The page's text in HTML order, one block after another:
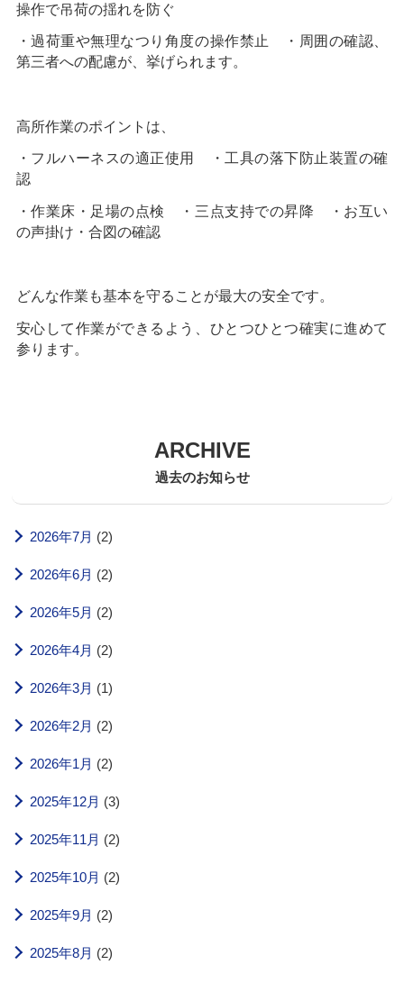
操作で吊荷の揺れを防ぐ
・過荷重や無理なつり角度の操作禁止 ・周囲の確認、
第三者への配慮が、挙げられます。
高所作業のポイントは、
・フルハーネスの適正使用 ・工具の落下防止装置の確
認
・作業床・足場の点検 ・三点支持での昇降 ・お互い
の声掛け・合図の確認
どんな作業も基本を守ることが最大の安全です。
安心して作業ができるよう、ひとつひとつ確実に進めて
参ります。
ARCHIVE
過去のお知らせ
2026年7月 (2)
2026年6月 (2)
2026年5月 (2)
2026年4月 (2)
2026年3月 (1)
2026年2月 (2)
2026年1月 (2)
2025年12月 (3)
2025年11月 (2)
2025年10月 (2)
2025年9月 (2)
2025年8月 (2)